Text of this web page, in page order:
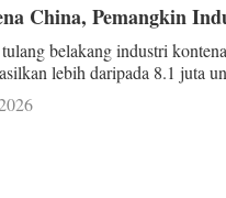
China, Pemangkin
belakang industri
lebih daripada 8.1 juta
tahun ke tahun, mewakili 96